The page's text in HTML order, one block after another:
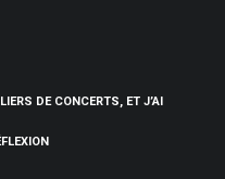
DE CONCERTS, ET J’AI